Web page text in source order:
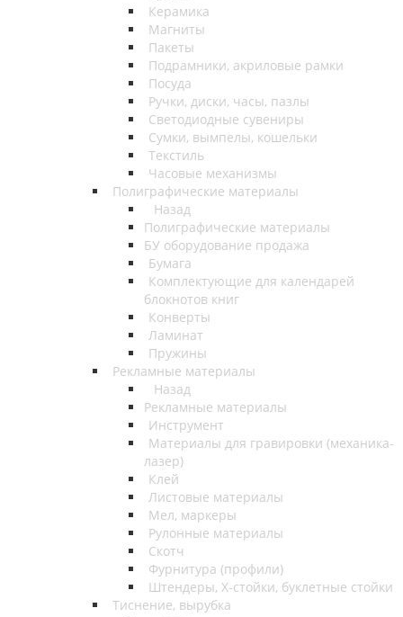
Керамика
Магниты
Пакеты
Подрамники, акриловые рамки
Посуда
Ручки, диски, часы, пазлы
Светодиодные сувениры
Сумки, вымпелы, кошельки
Текстиль
Часовые механизмы
Полиграфические материалы
Назад
Полиграфические материалы
БУ оборудование продажа
Бумага
Комплектующие для календарей
блокнотов книг
Конверты
Ламинат
Пружины
Рекламные материалы
Назад
Рекламные материалы
Инструмент
Материалы для гравировки (механика-
лазер)
Клей
Листовые материалы
Мел, маркеры
Рулонные материалы
Скотч
Фурнитура (профили)
Штендеры, Х-стойки, буклетные стойки
Тиснение, вырубка